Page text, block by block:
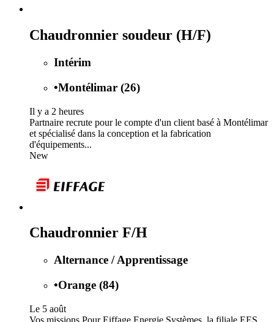
Chaudronnier soudeur (H/F)
Intérim
•Montélimar (26)
Il y a 2 heures
Partnaire recrute pour le compte d'un client basé à Montélimar
et spécialisé dans la conception et la fabrication
d'équipements...
New
Chaudronnier F/H
Alternance / Apprentissage
•Orange (84)
Le 5 août
Vos missions Pour Eiffage Energie Systèmes, la filiale EES